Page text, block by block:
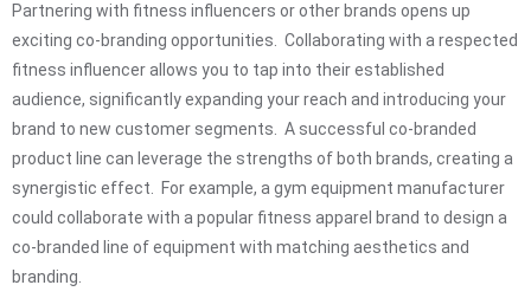
Partnering with fitness influencers or other brands opens up
exciting co-branding opportunities. Collaborating with a respected
fitness influencer allows you to tap into their established
audience, significantly expanding your reach and introducing your
brand to new customer segments. A successful co-branded
product line can leverage the strengths of both brands, creating a
synergistic effect. For example, a gym equipment manufacturer
could collaborate with a popular fitness apparel brand to design a
co-branded line of equipment with matching aesthetics and
branding.